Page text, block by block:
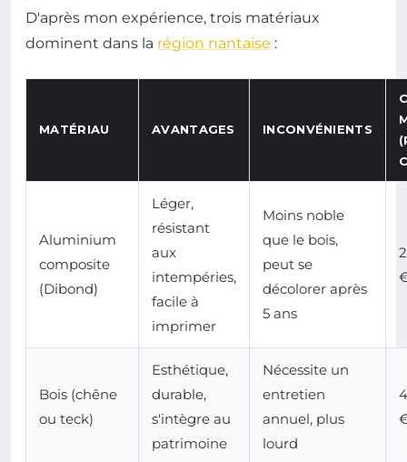
D'après mon expérience, trois matériaux
dominent dans la région nantaise :
MATÉRIAU AVANTAGES INCONVÉNIENTS
Aluminium
composite
(Dibond)
Léger,
résistant
aux
intempéries,
facile à
imprimer
Moins noble
que le bois,
peut se
décolorer après
5 ans
Bois (chêne
ou teck)
Esthétique,
durable,
s'intègre au
patrimoine
Nécessite un
entretien
annuel, plus
lourd